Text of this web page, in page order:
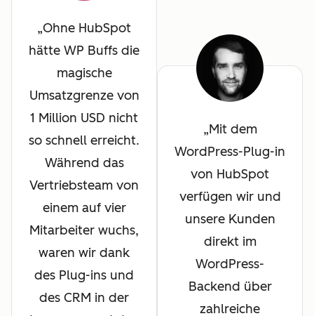
Ohne HubSpot
hätte WP Buffs die
magische
Umsatzgrenze von
1 Million USD nicht
so schnell erreicht.
Während das
Vertriebsteam von
einem auf vier
Mitarbeiter wuchs,
waren wir dank
des Plug-ins und
des CRM in der
Mit dem
WordPress-Plug-in
von HubSpot
verfügen wir und
unsere Kunden
direkt im
WordPress-
Backend über
zahlreiche